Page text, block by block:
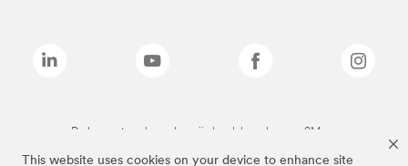
This website uses cookies on your device to enhance site
De bovenstaande merken zijn handelsmerken van 3M.we